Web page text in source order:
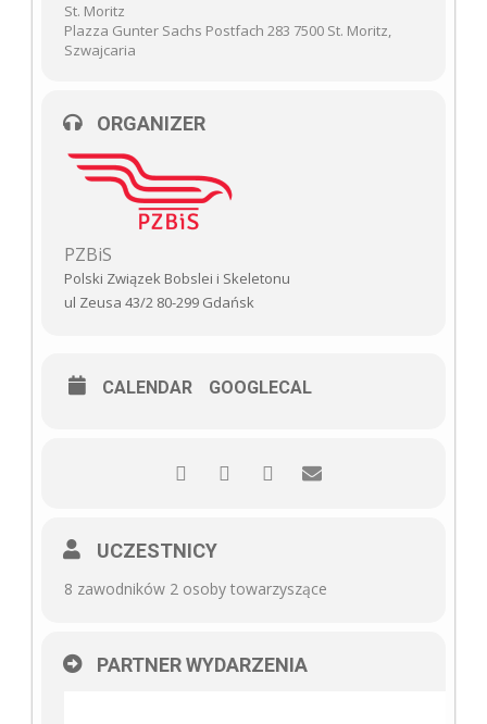
St. Moritz
Plazza Gunter Sachs Postfach 283 7500 St. Moritz,
Szwajcaria
ORGANIZER
PZBiS
Polski Związek Bobslei i Skeletonu
ul Zeusa 43/2 80-299 Gdańsk
CALENDAR GOOGLECAL
UCZESTNICY
8 zawodników 2 osoby towarzyszące
PARTNER WYDARZENIA